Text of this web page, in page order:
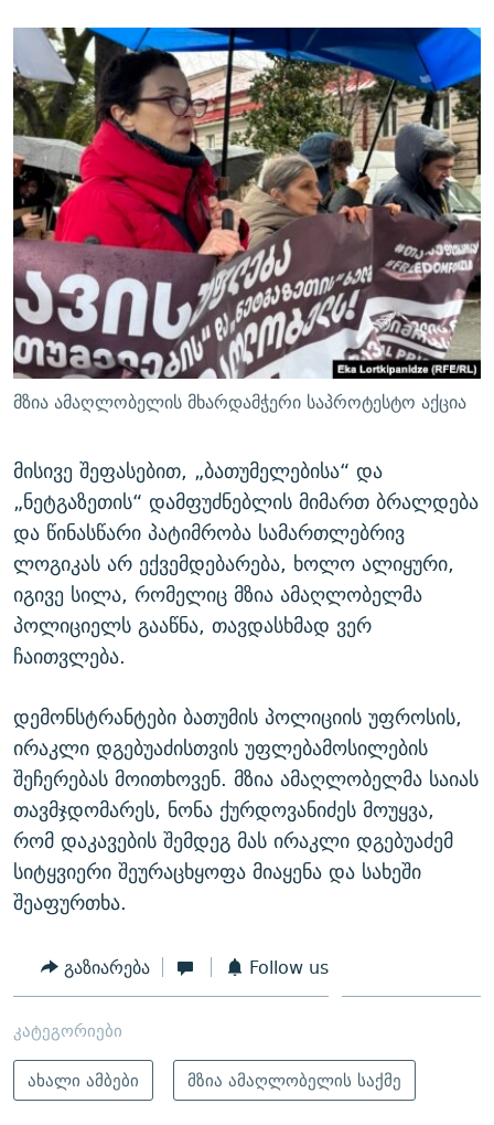
მზია ამაღლობელის მხარდამჭერი საპროტესტო აქცია
მისივე შეფასებით, „ბათუმელებისა“ და
„ნეტგაზეთის“ დამფუძნებლის მიმართ ბრალდება
და წინასწარი პატიმრობა სამართლებრივ
ლოგიკას არ ექვემდებარება, ხოლო ალიყური,
იგივე სილა, რომელიც მზია ამაღლობელმა
პოლიციელს გააწნა, თავდასხმად ვერ
ჩაითვლება.
დემონსტრანტები ბათუმის პოლიციის უფროსის,
ირაკლი დგებუაძისთვის უფლებამოსილების
შეჩერებას მოითხოვენ. მზია ამაღლობელმა საიას
თავმჯდომარეს, ნონა ქურდოვანიძეს მოუყვა,
რომ დაკავების შემდეგ მას ირაკლი დგებუაძემ
სიტყვიერი შეურაცხყოფა მიაყენა და სახეში
შეაფურთხა.
გაზიარება Follow us
კატეგორიები
ახალი ამბები
მზია ამაღლობელის საქმე